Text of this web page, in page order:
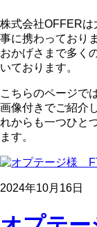
株式会社OFFERは
事に携わっており
おかげさまで多く
いております。
こちらのページで
画像付きでご紹介
れからも一つひと
ます。
2024年10月16日